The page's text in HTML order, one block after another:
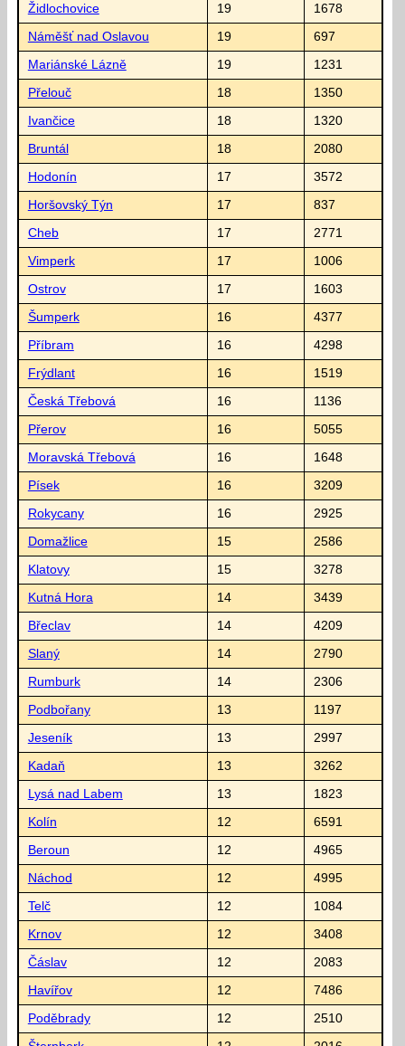
Židlochovice 19 1678
Náměšť nad Oslavou 19 697
Mariánské Lázně 19 1231
Přelouč 18 1350
Ivančice 18 1320
Bruntál 18 2080
Hodonín 17 3572
Horšovský Týn 17 837
Cheb 17 2771
Vimperk 17 1006
Ostrov 17 1603
Šumperk 16 4377
Příbram 16 4298
Frýdlant 16 1519
Česká Třebová 16 1136
Přerov 16 5055
Moravská Třebová 16 1648
Písek 16 3209
Rokycany 16 2925
Domažlice 15 2586
Klatovy 15 3278
Kutná Hora 14 3439
Břeclav 14 4209
Slaný 14 2790
Rumburk 14 2306
Podbořany 13 1197
Jeseník 13 2997
Kadaň 13 3262
Lysá nad Labem 13 1823
Kolín 12 6591
Beroun 12 4965
Náchod 12 4995
Telč 12 1084
Krnov 12 3408
Čáslav 12 2083
Havířov 12 7486
Poděbrady 12 2510